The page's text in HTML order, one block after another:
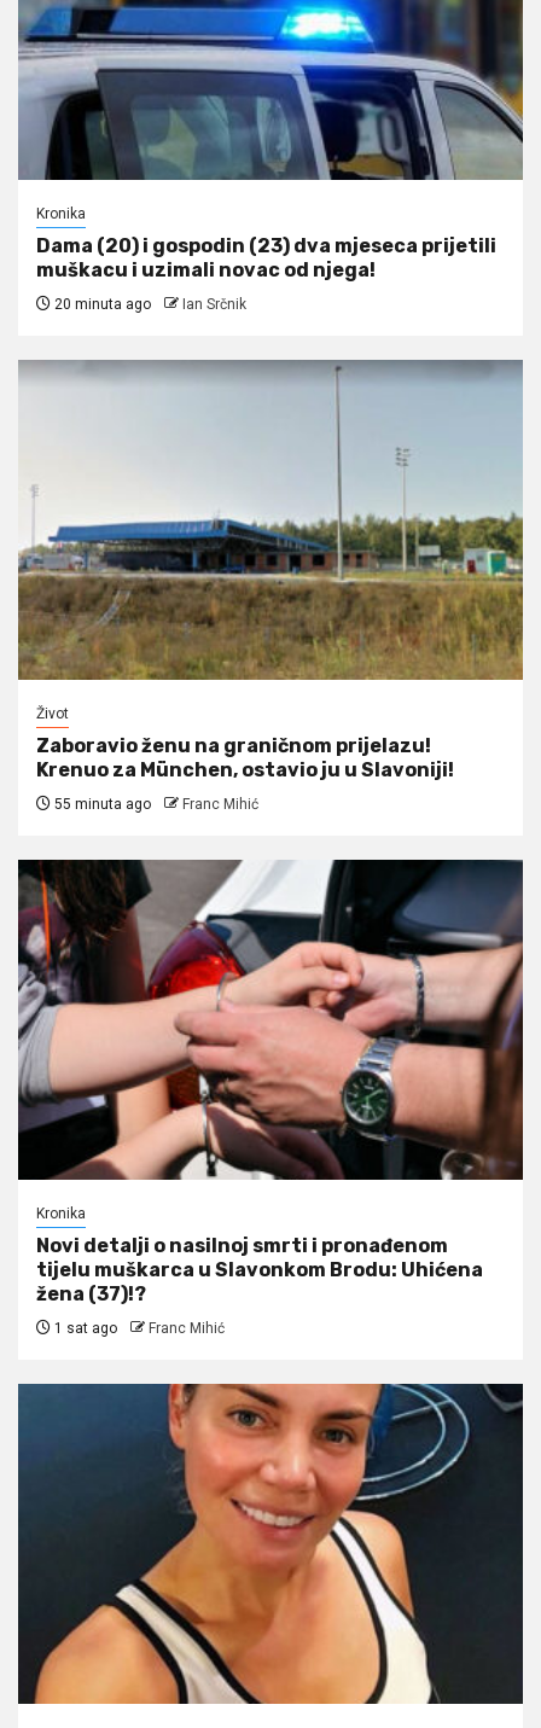
Kronika
Dama (20) i gospodin (23) dva mjeseca prijetili
muškacu i uzimali novac od njega!
20 minuta ago Ian Srčnik
Život
Zaboravio ženu na graničnom prijelazu!
Krenuo za München, ostavio ju u Slavoniji!
55 minuta ago Franc Mihić
Kronika
Novi detalji o nasilnoj smrti i pronađenom
tijelu muškarca u Slavonkom Brodu: Uhićena
žena (37)!?
1 sat ago Franc Mihić